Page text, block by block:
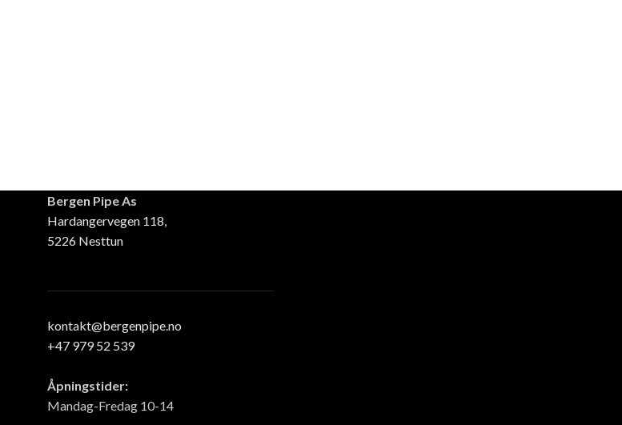
Bergen Pipe As
Hardangervegen 118,
5226 Nesttun
kontakt@bergenpipe.no
+47 979 52 539
Åpningstider:
Mandag-Fredag 10-14